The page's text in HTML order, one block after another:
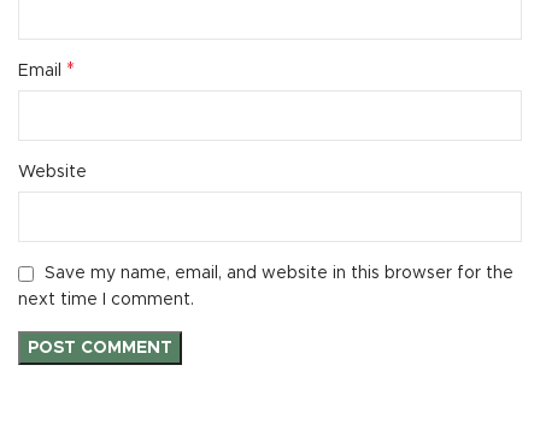
Email *
Website
Save my name, email, and website in this browser for the
next time I comment.